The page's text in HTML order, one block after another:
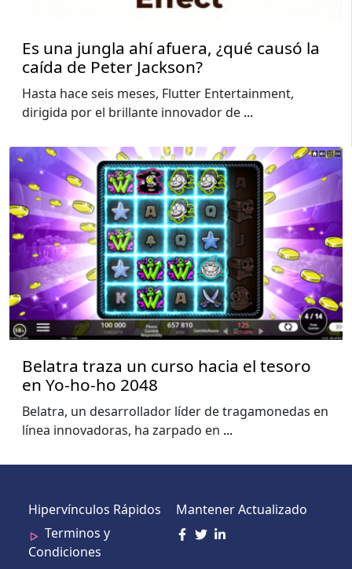
Es una jungla ahí afuera, ¿qué causó la
caída de Peter Jackson?
Hasta hace seis meses, Flutter Entertainment,
dirigida por el brillante innovador de ...
Belatra traza un curso hacia el tesoro
en Yo-ho-ho 2048
Belatra, un desarrollador líder de tragamonedas en
línea innovadoras, ha zarpado en ...
Hipervínculos Rápidos
Terminos y
Condiciones
Mantener Actualizado